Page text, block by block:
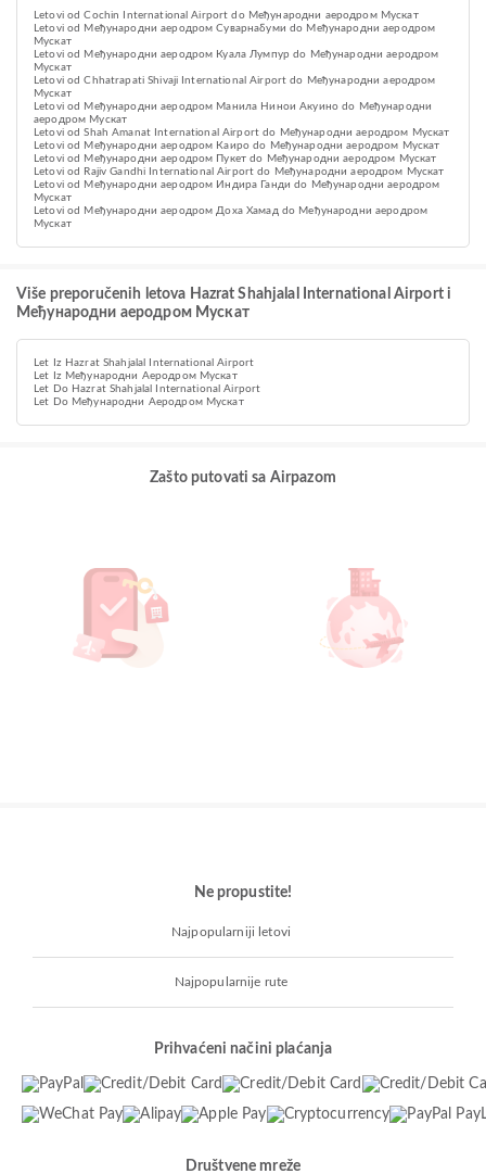
Letovi od Cochin International Airport do Међународни аеродром Мускат
Letovi od Међународни аеродром Суварнабуми do Међународни аеродром
Мускат
Letovi od Међународни аеродром Куала Лумпур do Међународни аеродром
Мускат
Letovi od Chhatrapati Shivaji International Airport do Међународни аеродром
Мускат
Letovi od Међународни аеродром Манила Нинои Акуино do Међународни
аеродром Мускат
Letovi od Shah Amanat International Airport do Међународни аеродром Мускат
Letovi od Међународни аеродром Каиро do Међународни аеродром Мускат
Letovi od Међународни аеродром Пукет do Међународни аеродром Мускат
Letovi od Rajiv Gandhi International Airport do Међународни аеродром Мускат
Letovi od Међународни аеродром Индира Ганди do Међународни аеродром
Мускат
Letovi od Међународни аеродром Доха Хамад do Међународни аеродром
Мускат
Više preporučenih letova Hazrat Shahjalal International Airport i
Међународни аеродром Мускат
Let Iz Hazrat Shahjalal International Airport
Let Iz Међународни Аеродром Мускат
Let Do Hazrat Shahjalal International Airport
Let Do Међународни Аеродром Мускат
Zašto putovati sa Airpazom
Ne propustite!
Najpopularniji letovi
Najpopularnije rute
Prihvaćeni načini plaćanja
Društvene mreže